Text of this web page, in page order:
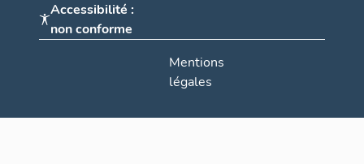
Accessibilité :
non conforme
Mentions
légales